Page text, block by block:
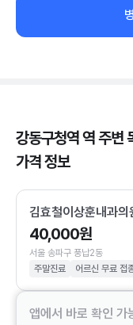
강동구청역 역 주변
가격 정보
김효철이상훈내과의
40,000원
서울 송파구 풍납2동
주말진료
어르신 무료 접
앱에서 바로 확인 가